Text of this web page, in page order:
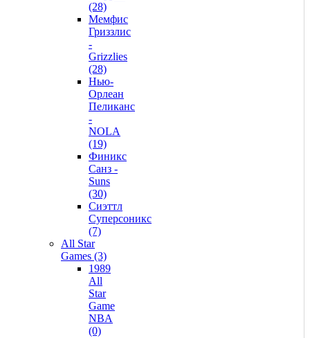
(28)
Мемфис
Гриззлис
-
Grizzlies
(28)
Нью-
Орлеан
Пеликанс
-
NOLA
(19)
Финикс
Санз -
Suns
(30)
Сиэттл
Суперсоникс
(7)
All Star
Games (3)
1989
All
Star
Game
NBA
(0)